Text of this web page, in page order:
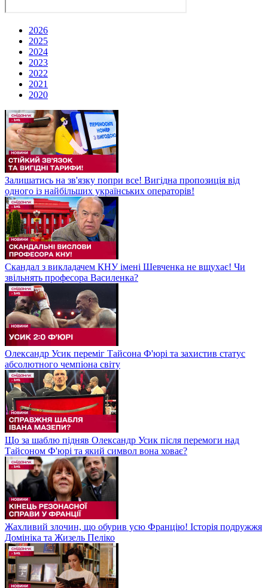
2026
2025
2024
2023
2022
2021
2020
Залишатись на зв'язку попри все! Вигідна пропозиція від
одного із найбільших українських операторів!
Скандал з викладачем КНУ імені Шевченка не вщухає! Чи
звільнять професора Василенка?
Олександр Усик переміг Тайсона Ф'юрі та захистив статус
абсолютного чемпіона світу
Що за шаблю підняв Олександр Усик після перемоги над
Тайсоном Ф'юрі та який символ вона ховає?
Жахливий злочин, що обурив усю Францію! Історія подружжя
Домініка та Жизель Пеліко